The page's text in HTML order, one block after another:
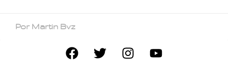
Por Martin Bvz